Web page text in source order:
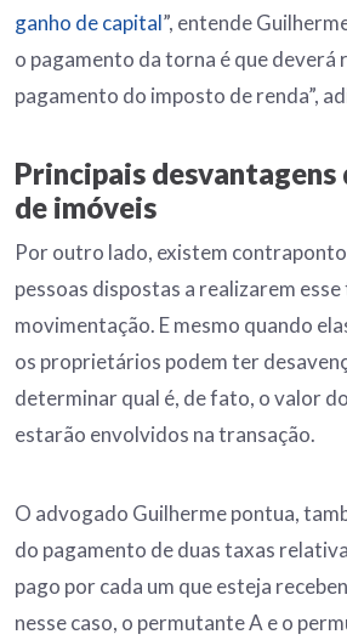
ganho de capital”, entende
o pagamento da torna é que deverá
pagamento do imposto de renda”,
Principais desvantagens
de imóveis
Por outro lado, existem
pessoas dispostas a realizarem
movimentação. E mesmo quando
os proprietários podem ter
determinar qual é, de fato, o valor
estarão envolvidos na transação.
O advogado Guilherme pontua,
do pagamento de duas taxas
pago por cada um que esteja
nesse caso, o permutante A e o